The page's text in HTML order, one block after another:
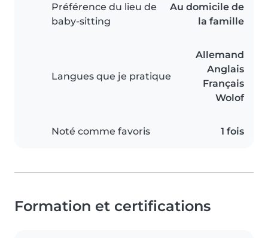
Préférence du lieu de
baby-sitting
Au domicile de
la famille
Langues que je pratique
Allemand
Anglais
Français
Wolof
Noté comme favoris 1 fois
Formation et certifications